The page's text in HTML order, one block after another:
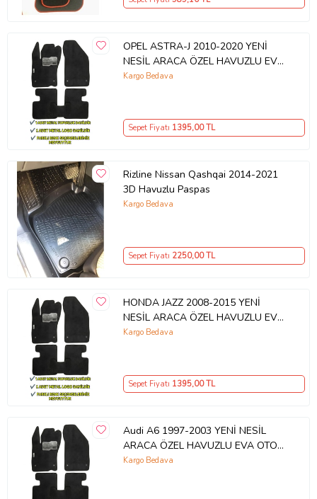
OPEL ASTRA-J 2010-2020 YENİ
NESİL ARACA ÖZEL HAVUZLU EVA
OTO PASPAS
Kargo Bedava
Sepet Fiyatı 1395,00 TL
Rizline Nissan Qashqai 2014-2021
3D Havuzlu Paspas
Kargo Bedava
Sepet Fiyatı 2250,00 TL
HONDA JAZZ 2008-2015 YENİ
NESİL ARACA ÖZEL HAVUZLU EVA
OTO PASPAS
Kargo Bedava
Sepet Fiyatı 1395,00 TL
Audi A6 1997-2003 YENİ NESİL
ARACA ÖZEL HAVUZLU EVA OTO
PASPAS
Kargo Bedava